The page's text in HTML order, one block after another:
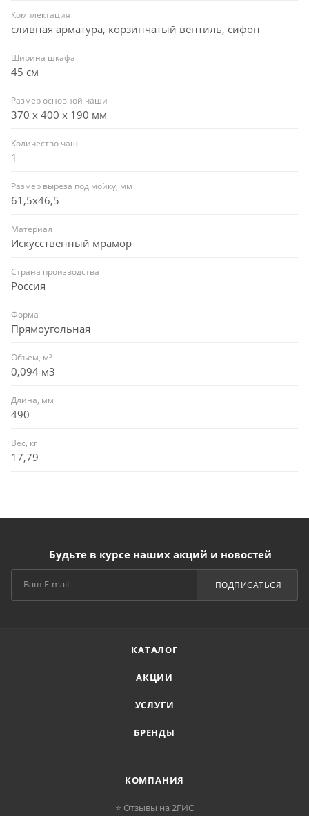
Комплектация
сливная арматура, корзинчатый вентиль, сифон
Ширина шкафа
45 см
Размер основной чаши
370 х 400 х 190 мм
Количество чаш
1
Размер выреза под мойку, мм
61,5x46,5
Материал
Искусственный мрамор
Страна производства
Россия
Форма
Прямоугольная
Объем, м³
0,094 м3
Длина, мм
490
Вес, кг
17,79
Будьте в курсе наших акций и новостей
ПОДПИСАТЬСЯ
КАТАЛОГ
АКЦИИ
УСЛУГИ
БРЕНДЫ
КОМПАНИЯ
⭐ Отзывы на 2ГИС